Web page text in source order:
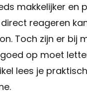
makkelijker en
reageren
Toch zijn er bij
op moet
lees je